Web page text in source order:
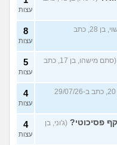
עצות
(נשוי, בן 28, כתב
8
עצות
(סתם מישהו, בן 17, כתב
5
עצות
(אנונימי, בן 20, כתב ב-29/07/26
4
עצות
פסיכוטי? (ג'וני, בן
4
עצות